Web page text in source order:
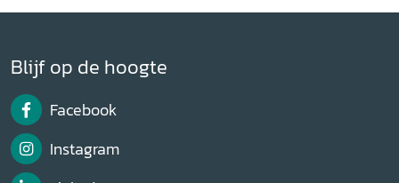
Blijf op de hoogte
Facebook
Instagram